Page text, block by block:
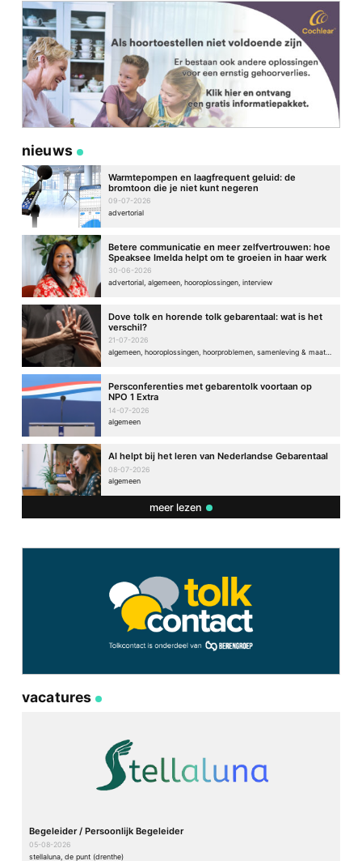
nieuws
Warmtepompen en laagfrequent geluid: de
bromtoon die je niet kunt negeren
09-07-2026
advertorial
Betere communicatie en meer zelfvertrouwen: hoe
Speaksee Imelda helpt om te groeien in haar werk
30-06-2026
advertorial, algemeen, hooroplossingen, interview
Dove tolk en horende tolk gebarentaal: wat is het
verschil?
21-07-2026
Persconferenties met gebarentolk voortaan op
NPO 1 Extra
14-07-2026
algemeen
AI helpt bij het leren van Nederlandse Gebarentaal
08-07-2026
algemeen
meer lezen
vacatures
Begeleider / Persoonlijk Begeleider
05-08-2026
stellaluna, de punt (drenthe)